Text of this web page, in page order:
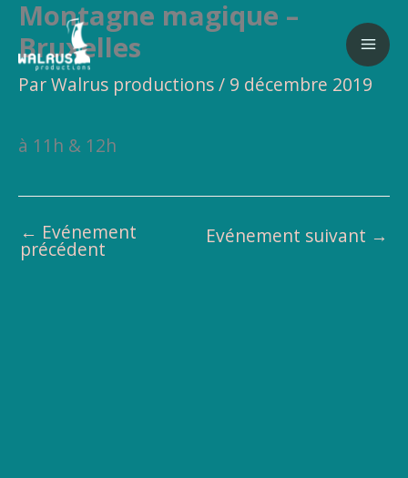
Aller
contenu
Montagne magique –
Bruxelles
ParWalrus productions/ 9 décembre 2019
à 11h & 12h
← Evénement
précédent
Evénement suivant →